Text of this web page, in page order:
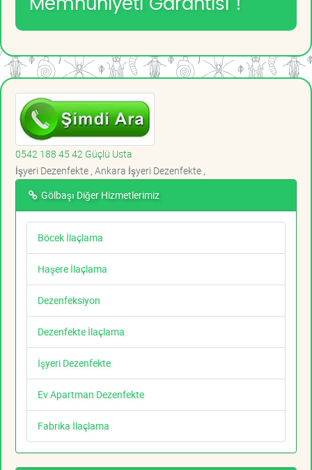
Memnuniyeti Garantisi !
0542 188 45 42 Güçlü Usta
İşyeri Dezenfekte , Ankara İşyeri Dezenfekte ,
Gölbaşı Diğer Hizmetlerimiz
Böcek İlaçlama
Haşere İlaçlama
Dezenfeksiyon
Dezenfekte İlaçlama
İşyeri Dezenfekte
Ev Apartman Dezenfekte
Fabrika İlaçlama